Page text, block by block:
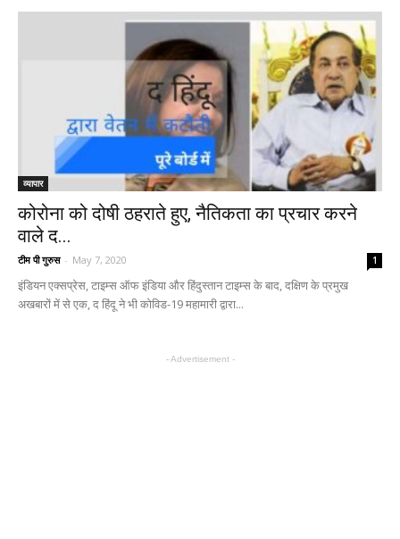
व्यापार
कोरोना को दोषी ठहराते हुए, नैतिकता का प्रचार करने
वाले द...
टीम पी गुरुस - May 7, 2020 1
इंडियन एक्सप्रेस, टाइम्स ऑफ इंडिया और हिंदुस्तान टाइम्स के बाद, दक्षिण के प्रमुख
अखबारों में से एक, द हिंदू ने भी कोविड-19 महामारी द्वारा...
- Advertisement -